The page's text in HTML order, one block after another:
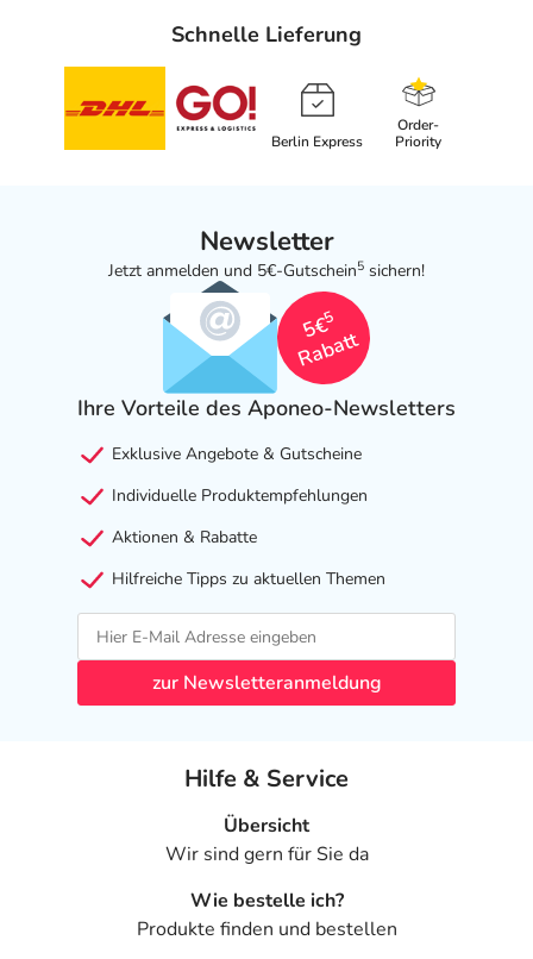
Aqua (Water), Propanediol, Glycerin, 1,2 Hexanediol,
Hedychium Coronarium Root Extract, Helichrysum
Italicum Extract, Piperonyl glucoside, Dipotassium
Adresse des Anbieters/Herstellers
Gutenbergstr. 10
elektronische Adresse: www.leti.com
Angaben gem. EU-Produktsicherheitsverordnung (GPSR)
Schnelle Lieferung
Berlin Express
Order-
Priority
Newsletter
Jetzt anmelden und 5€-Gutschein5 sichern!
5€
5
Rabatt
Ihre Vorteile des Aponeo-Newsletters
Exklusive Angebote & Gutscheine
Individuelle Produktempfehlungen
Aktionen & Rabatte
Hilfreiche Tipps zu aktuellen Themen
zur Newsletteranmeldung
Hilfe & Service
Übersicht
Wir sind gern für Sie da
Wie bestelle ich?
Produkte finden und bestellen